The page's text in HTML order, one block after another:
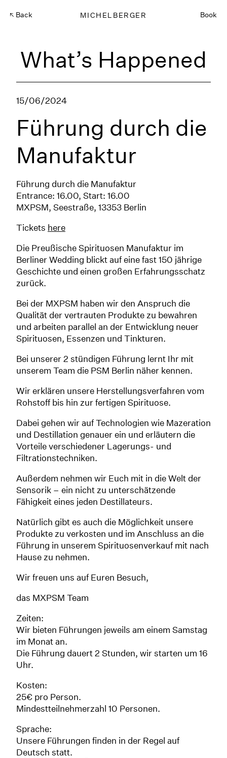
Back MICHELBERGER Book
What’s Happened
15/06/2024
Führung durch die
Manufaktur
Führung durch die Manufaktur
Entrance: 16.00, Start: 16.00
MXPSM, Seestraße, 13353 Berlin
Tickets here
Die Preußische Spirituosen Manufaktur im
Berliner Wedding blickt auf eine fast 150 jährige
Geschichte und einen großen Erfahrungsschatz
zurück.
Bei der MXPSM haben wir den Anspruch die
Qualität der vertrauten Produkte zu bewahren
und arbeiten parallel an der Entwicklung neuer
Spirituosen, Essenzen und Tinkturen.
Bei unserer 2 stündigen Führung lernt Ihr mit
unserem Team die PSM Berlin näher kennen.
Wir erklären unsere Herstellungsverfahren vom
Rohstoff bis hin zur fertigen Spirituose.
Dabei gehen wir auf Technologien wie Mazeration
und Destillation genauer ein und erläutern die
Vorteile verschiedener Lagerungs- und
Filtrationstechniken.
Außerdem nehmen wir Euch mit in die Welt der
Sensorik – ein nicht zu unterschätzende
Fähigkeit eines jeden Destillateurs.
Natürlich gibt es auch die Möglichkeit unsere
Produkte zu verkosten und im Anschluss an die
Führung in unserem Spirituosenverkauf mit nach
Hause zu nehmen.
Wir freuen uns auf Euren Besuch,
das MXPSM Team
Zeiten:
Wir bieten Führungen jeweils am einem Samstag
im Monat an.
Die Führung dauert 2 Stunden, wir starten um 16
Uhr.
Kosten:
25€ pro Person.
Mindestteilnehmerzahl 10 Personen.
Sprache:
Unsere Führungen finden in der Regel auf
Deutsch statt.